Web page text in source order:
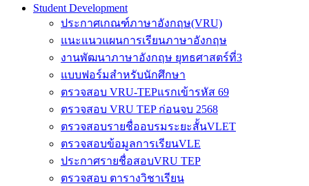
Student Development
ประกาศเกณฑ์ภาษาอังกฤษ(VRU)
แนะแนวแผนการเรียนภาษาอังกฤษ
งานพัฒนาภาษาอังกฤษ ยุทธศาสตร์ที่3
แบบฟอร์มสำหรับนักศึกษา
ตรวจสอบ VRU-TEPแรกเข้ารหัส 69
ตรวจสอบ VRU TEP ก่อนจบ 2568
ตรวจสอบรายชื่ออบรมระยะสั้นVLET
ตรวจสอบข้อมูลการเรียนVLE
ประกาศรายชื่อสอบVRU TEP
ตรวจสอบ ตารางวิชาเรียน